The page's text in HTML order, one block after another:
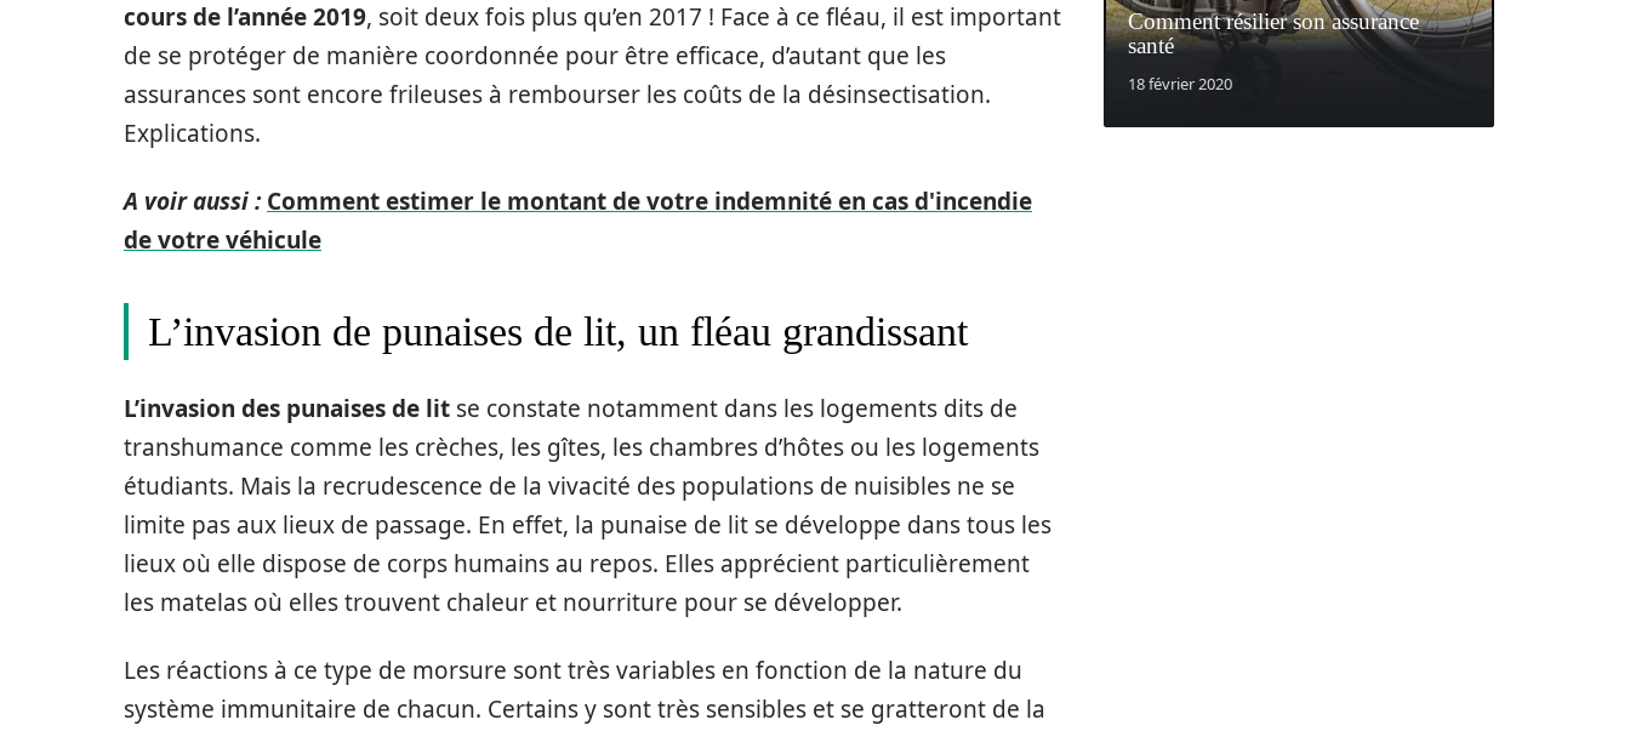
cours de l’année 2019, soit deux fois plus qu’en 2017 ! Face à ce fléau, il est important
de se protéger de manière coordonnée pour être efficace, d’autant que les
assurances sont encore frileuses à rembourser les coûts de la désinsectisation.
Explications.
A voir aussi : Comment estimer le montant de votre indemnité en cas d'incendie
de votre véhicule
L’invasion de punaises de lit, un fléau grandissant
L’invasion des punaises de lit se constate notamment dans les logements dits de
transhumance comme les crèches, les gîtes, les chambres d’hôtes ou les logements
étudiants. Mais la recrudescence de la vivacité des populations de nuisibles ne se
limite pas aux lieux de passage. En effet, la punaise de lit se développe dans tous les
lieux où elle dispose de corps humains au repos. Elles apprécient particulièrement
les matelas où elles trouvent chaleur et nourriture pour se développer.
Les réactions à ce type de morsure sont très variables en fonction de la nature du
système immunitaire de chacun. Certains y sont très sensibles et se gratteront de la
Comment résilier son assurance
santé
18 février 2020